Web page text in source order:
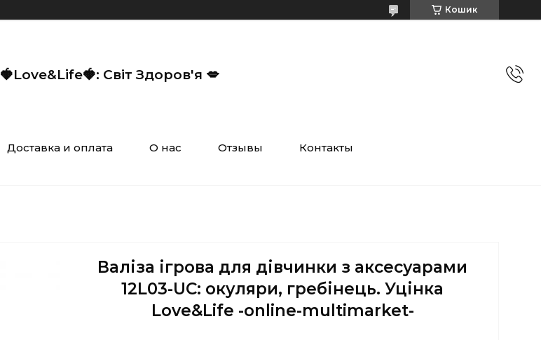
Кошик
🍓Love&Life🍓: Світ Здоров'я 💋
Доставка и оплата О нас Отзывы Контакты
Валіза ігрова для дівчинки з аксесуарами
12L03-UC: окуляри, гребінець. Уцінка
Love&Life -online-multimarket-